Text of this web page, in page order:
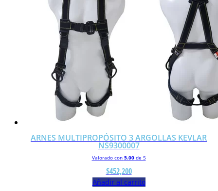
ARNES MULTIPROPÓSITO 3 ARGOLLAS KEVLAR
NS9300007
Valorado con 5.00de 5
$452,200
Añadir al carrito